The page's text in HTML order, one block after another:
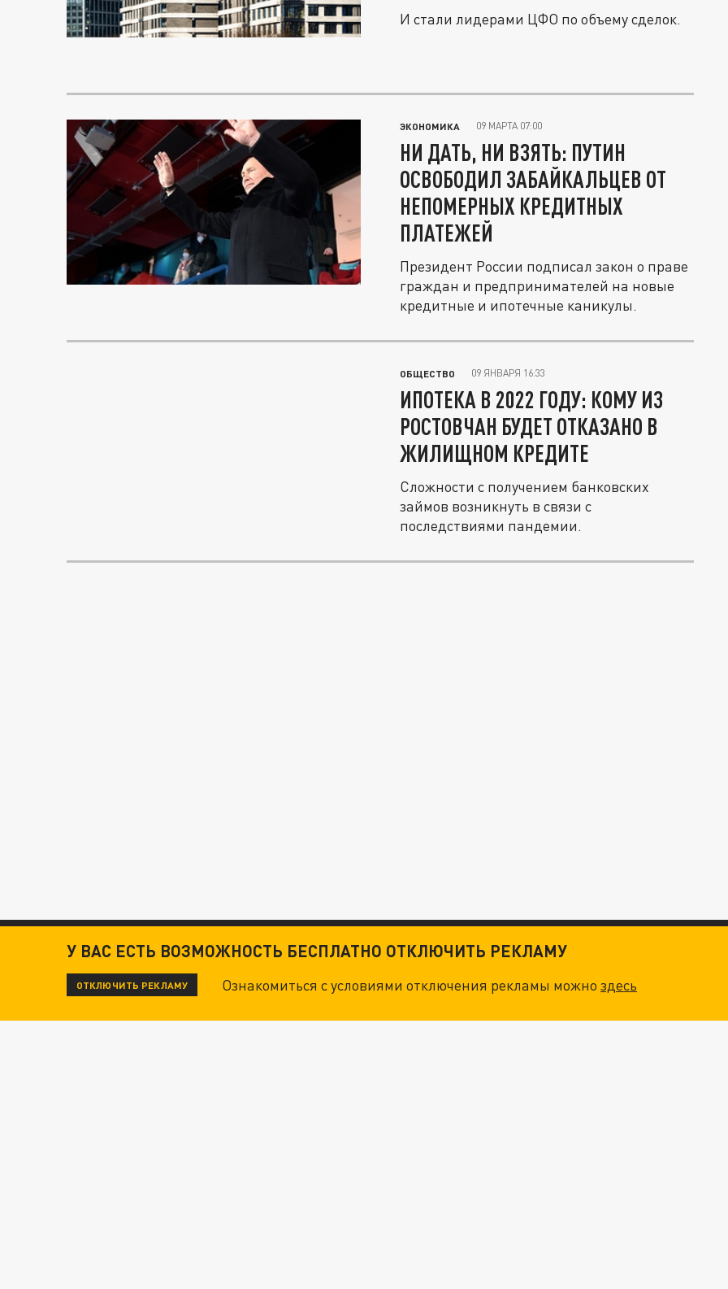
И стали лидерами ЦФО по объему сделок.
ЭКОНОМИКА 09 МАРТА 07:00
НИ ДАТЬ, НИ ВЗЯТЬ: ПУТИН
ОСВОБОДИЛ ЗАБАЙКАЛЬЦЕВ ОТ
НЕПОМЕРНЫХ КРЕДИТНЫХ
ПЛАТЕЖЕЙ
Президент России подписал закон о праве
граждан и предпринимателей на новые
кредитные и ипотечные каникулы.
ОБЩЕСТВО 09 ЯНВАРЯ 16:33
ИПОТЕКА В 2022 ГОДУ: КОМУ ИЗ
РОСТОВЧАН БУДЕТ ОТКАЗАНО В
ЖИЛИЩНОМ КРЕДИТЕ
Сложности с получением банковских
займов возникнуть в связи с
последствиями пандемии.
У ВАС ЕСТЬ ВОЗМОЖНОСТЬ БЕСПЛАТНО ОТКЛЮЧИТЬ РЕКЛАМУ
ОТКЛЮЧИТЬ РЕКЛАМУ Ознакомиться с условиями отключения рекламы можноздесь